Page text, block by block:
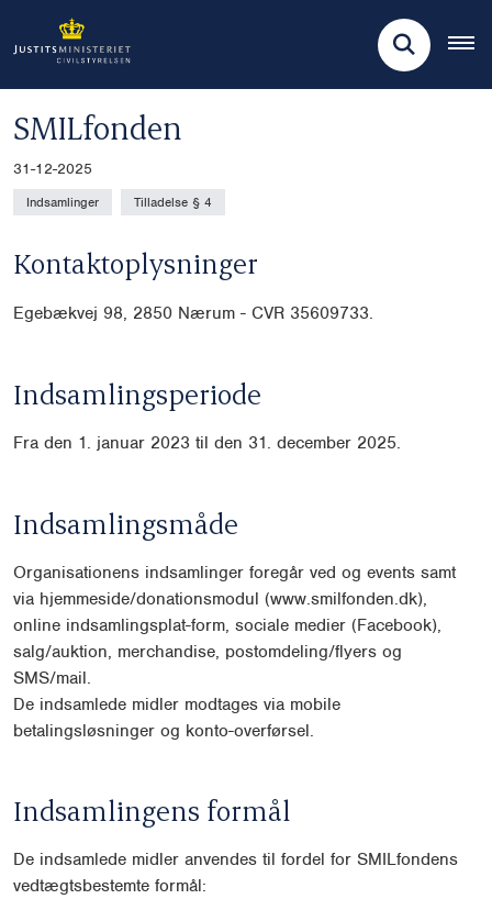
SMILfonden
31-12-2025
Indsamlinger Tilladelse § 4
Kontaktoplysninger
Egebækvej 98, 2850 Nærum - CVR 35609733.
Indsamlingsperiode
Fra den 1. januar 2023 til den 31. december 2025.
Indsamlingsmåde
Organisationens indsamlinger foregår ved og events samt
via hjemmeside/donationsmodul (www.smilfonden.dk),
online indsamlingsplat-form, sociale medier (Facebook),
salg/auktion, merchandise, postomdeling/flyers og
SMS/mail.
De indsamlede midler modtages via mobile
betalingsløsninger og konto-overførsel.
Indsamlingens formål
De indsamlede midler anvendes til fordel for SMILfondens
vedtægtsbestemte formål: